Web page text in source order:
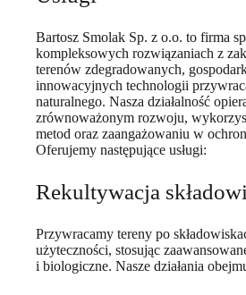
Bartosz Smolak Sp. z o.o. to firma
kompleksowych rozwiązaniach z
terenów zdegradowanych,
innowacyjnych technologii
naturalnego. Nasza działalność
zrównoważonym rozwoju,
metod oraz zaangażowaniu w
Oferujemy następujące usługi:
Rekultywacja
Przywracamy tereny po
użyteczności, stosując
i biologiczne. Nasze działania